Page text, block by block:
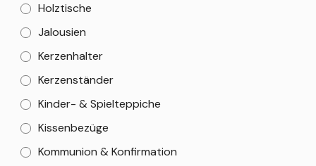
Holztische
Jalousien
Kerzenhalter
Kerzenständer
Kinder- & Spielteppiche
Kissenbezüge
Kommunion & Konfirmation